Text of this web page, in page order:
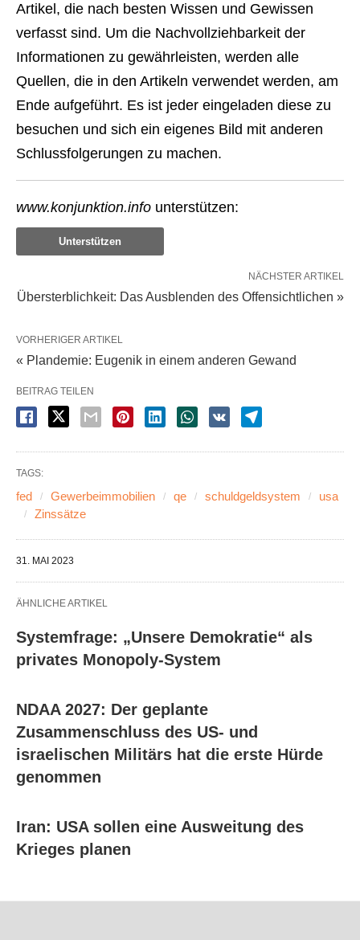
Artikel, die nach besten Wissen und Gewissen
verfasst sind. Um die Nachvollziehbarkeit der
Informationen zu gewährleisten, werden alle
Quellen, die in den Artikeln verwendet werden, am
Ende aufgeführt. Es ist jeder eingeladen diese zu
besuchen und sich ein eigenes Bild mit anderen
Schlussfolgerungen zu machen.
www.konjunktion.info unterstützen:
Unterstützen
NÄCHSTER ARTIKEL
Übersterblichkeit: Das Ausblenden des Offensichtlichen »
VORHERIGER ARTIKEL
« Plandemie: Eugenik in einem anderen Gewand
BEITRAG TEILEN
TAGS:
fed Gewerbeimmobilien qe schuldgeldsystem
usa
Zinssätze
31. MAI 2023
ÄHNLICHE ARTIKEL
Systemfrage: „Unsere Demokratie“ als
privates Monopoly-System
NDAA 2027: Der geplante
Zusammenschluss des US- und
israelischen Militärs hat die erste Hürde
genommen
Iran: USA sollen eine Ausweitung des
Krieges planen